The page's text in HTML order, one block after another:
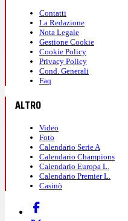
Contatti
La Redazione
Nota Legale
Gestione Cookie
Cookie Policy
Privacy Policy
Cond. Generali
Faq
ALTRO
Video
Foto
Calendario Serie A
Calendario Champions
Calendario Europa L.
Calendario Premier L.
Casinò